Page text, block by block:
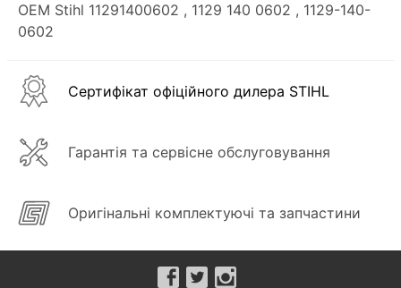
OEM Stihl 11291400602 , 1129 140 0602 , 1129-140-
0602
Сертифікат офіційного дилера STIHL
Гарантія та сервісне обслуговування
Оригінальні комплектуючі та запчастини